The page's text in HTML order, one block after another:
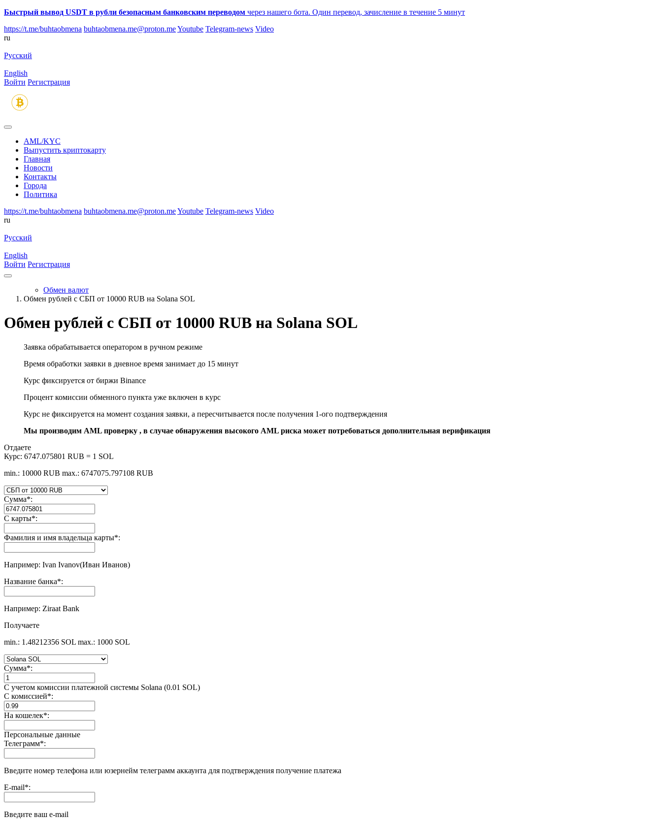
Быстрый вывод USDT в рубли безопасным банковским переводом через нашего бота. Один перевод, зачисление в течение 5 минут
https://t.me/buhtaobmena buhtaobmena.me@proton.meYoutube Telegram-news Video
ru
Русский
English
Войти Регистрация
AML/KYC
Выпустить криптокарту
Главная
Новости
Контакты
Города
Политика
https://t.me/buhtaobmena buhtaobmena.me@proton.meYoutube Telegram-news Video
ru
Русский
English
Войти Регистрация
Обмен валют
Обмен рублей с СБП от 10000 RUB на Solana SOL
Обмен рублей с СБП от 10000 RUB на Solana SOL
Заявка обрабатывается оператором в ручном режиме
Время обработки заявки в дневное время занимает до 15 минут
Курс фиксируется от биржи Binance
Процент комиссии обменного пункта уже включен в курс
Курс не фиксируется на момент создания заявки, а пересчитывается после получения 1-ого подтверждения
Мы производим AML проверку , в случае обнаружения высокого AML риска может потребоваться дополнительная верификация
Отдаете
Курс: 6747.075801 RUB = 1 SOL
min.: 10000 RUB max.: 6747075.797108 RUB
Сумма*:
С карты*:
Фамилия и имя владельца карты*:
Например: Ivan Ivanov(Иван Иванов)
Название банка*:
Например: Ziraat Bank
Получаете
min.: 1.48212356 SOL max.: 1000 SOL
Сумма*:
С учетом комиссии платежной системы Solana (0.01 SOL)
С комиссией*:
На кошелек*:
Персональные данные
Телеграмм*:
Введите номер телефона или юзернейм телеграмм аккаунта для подтверждения получение платежа
E-mail*:
Введите ваш e-mail